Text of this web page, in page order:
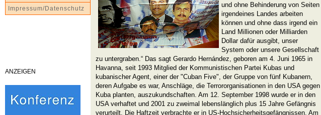
Impressum/Datenschutz
ANZEIGEN
und ohne Behinderung von Seiten
irgendeines Landes arbeiten
können und ohne dass irgend ein
Land Millionen oder Milliarden
Dollar dafür ausgibt, unser
System oder unsere Gesellschaft
zu untergraben.“ Das sagt Gerardo Hernández, geboren am 4. Juni 1965 in
Havanna, seit 1993 Mitglied der Kommunistischen Partei Kubas und
kubanischer Agent, einer der "Cuban Five", der Gruppe von fünf Kubanern,
deren Aufgabe es war, Anschläge, die Terrororganisationen in den USA gegen
Kuba planten, auszukundschaften. Am 12. September 1998 wurde er in den
USA verhaftet und 2001 zu zweimal lebenslänglich plus 15 Jahre Gefängnis
verurteilt. Die Haftzeit verbrachte er in US-Hochsicherheitsgefängnissen. Am